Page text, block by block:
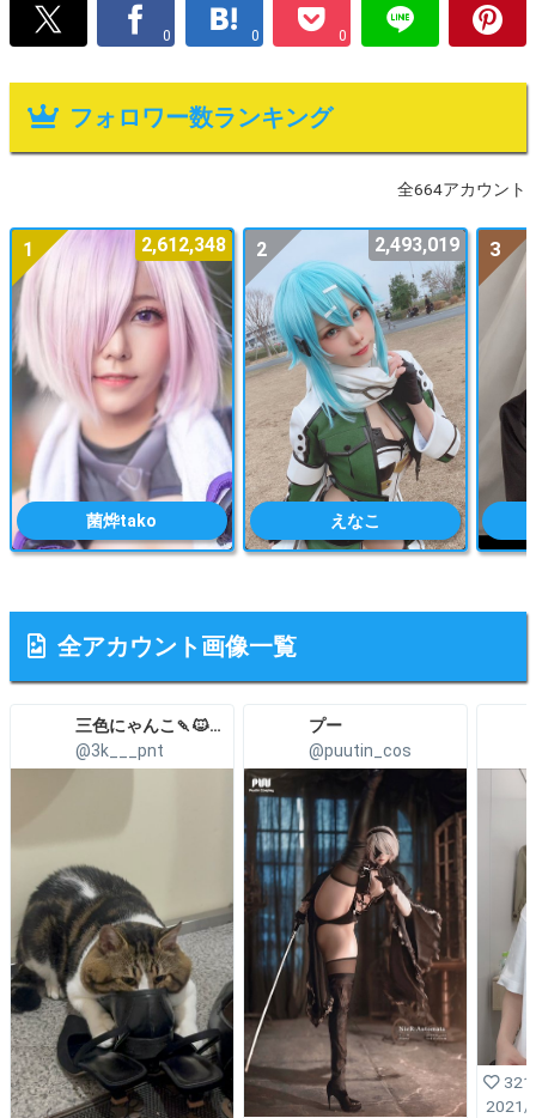
0 0 0
フォロワー数ランキング
全664アカウント
菌烨tako
1 2,612,348
えなこ
2 2,493,019 3
全アカウント画像一覧
三色にゃんこ🍡🐱こみトレ5号館H27a
@3k___pnt
プー
@puutin_cos
2021/